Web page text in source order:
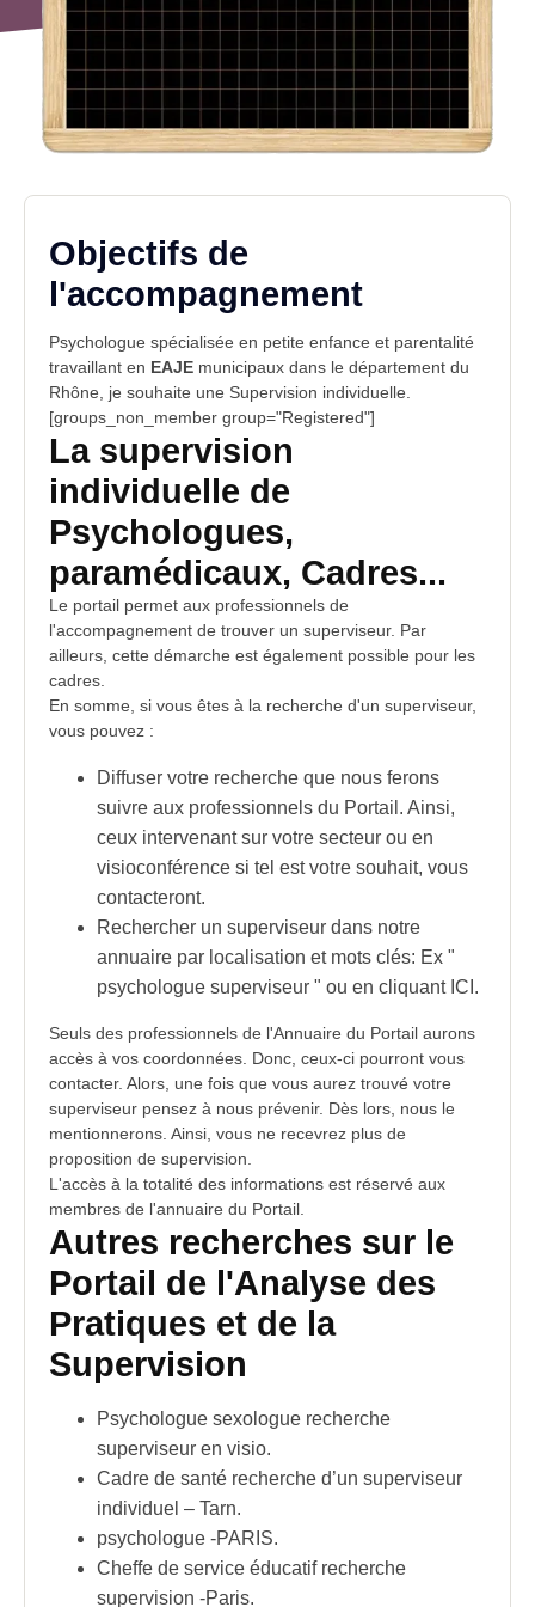
Objectifs de
l'accompagnement
Psychologue spécialisée en petite enfance et parentalité
travaillant en EAJE municipaux dans le département du
Rhône, je souhaite une Supervision individuelle
[groups_non_member group="Registered"]
La supervision
individuelle de
Psychologues,
paramédicaux, Cadres...
Le portail permet aux professionnels de
l'accompagnement de trouver un superviseur. Par
ailleurs, cette démarche est également possible pour les
cadres.
En somme, si vous êtes à la recherche d'un superviseur,
vous pouvez :
Diffuser votre recherche que nous ferons
suivre aux professionnels du Portail. Ainsi,
ceux intervenant sur votre secteur ou en
visioconférence si tel est votre souhait, vous
contacteront.
Rechercher un superviseur dans notre
annuaire par localisation et mots clés: Ex "
psychologue superviseur " ou en cliquant ICI.
Seuls des professionnels de l'Annuaire du Portail aurons
accès à vos coordonnées. Donc, ceux-ci pourront vous
contacter. Alors, une fois que vous aurez trouvé votre
superviseur pensez à nous prévenir. Dès lors, nous le
mentionnerons. Ainsi, vous ne recevrez plus de
proposition de supervision.
L'accès à la totalité des informations est réservé aux
membres de l'annuaire du Portail.
Autres recherches sur le
Portail de l'Analyse des
Pratiques et de la
Supervision
Psychologue sexologue recherche
superviseur en visio.
Cadre de santé recherche d’un superviseur
individuel – Tarn.
psychologue -PARIS.
Cheffe de service éducatif recherche
supervision -Paris.